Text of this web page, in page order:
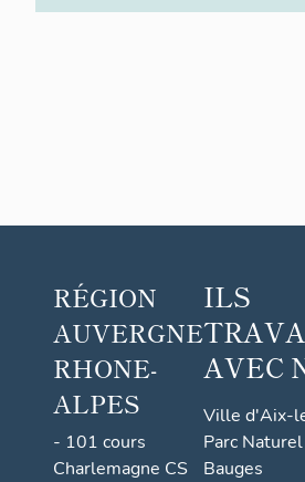
RÉGION
AUVERGNE
RHONE-
ALPES
- 101 cours
Charlemagne CS
ILS
AVEC
Ville d'Aix-
Parc
Bauges